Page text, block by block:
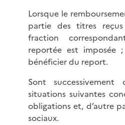
Lorsque le
partie des titres
fraction
reportée est imposée
bénéficier du report.
Sont successivement
situations suivantes
obligations et, d’autre
sociaux.